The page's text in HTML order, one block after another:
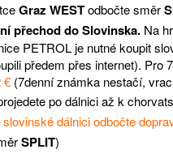
Graz WESTodbočte směr
přechod do Slovinska. Na
PETROL je nutné koupit
předem přes internet). Pro
€(7denní známka nestačí,
po dálnici až k
dálnici odbočte
SPLIT)